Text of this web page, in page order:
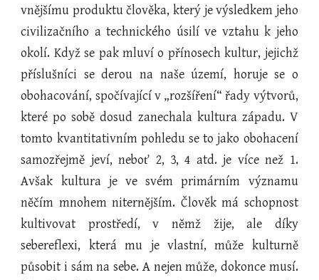
vnějšímu produktu člověka, který je výsledkem jeho
civilizačního a technického úsilí ve vztahu k jeho
okolí. Když se pak mluví o přínosech kultur, jejichž
příslušníci se derou na naše území, horuje se o
obohacování, spočívající v „rozšíření“ řady výtvorů,
které po sobě dosud zanechala kultura západu. V
tomto kvantitativním pohledu se to jako obohacení
samozřejmě jeví, neboť 2, 3, 4 atd. je více než 1.
Avšak kultura je ve svém primárním významu
něčím mnohem niternějším. Člověk má schopnost
kultivovat prostředí, v němž žije, ale díky
sebereflexi, která mu je vlastní, může kulturně
působit i sám na sebe. A nejen může, dokonce musí.